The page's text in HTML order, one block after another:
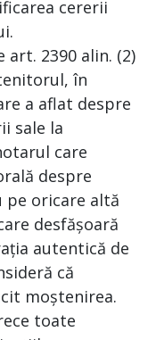
cererii
2390 alin. (2)
în
a aflat despre
sale la
care
despre
pe oricare altă
desfășoară
autentică de
că
moștenirea.
toate